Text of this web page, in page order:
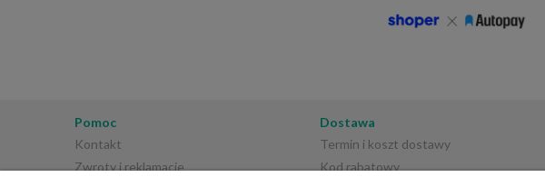
Pomoc
Kontakt
Zwroty i reklamacje
Dostawa
Termin i koszt dostawy
Kod rabatowy